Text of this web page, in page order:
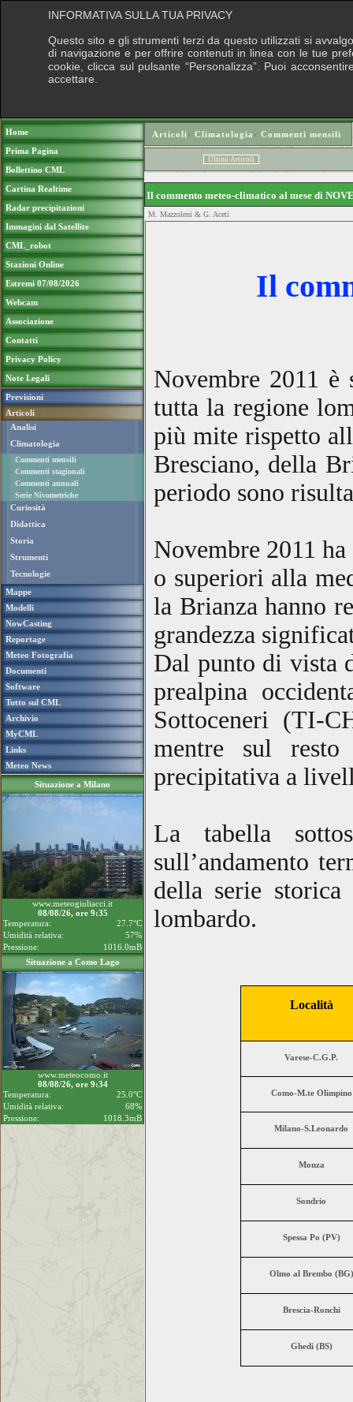
Home
Prima Pagina
Bollettino CML
Cartina Realtime
Radar precipitazioni
Immagini dal Satellite
CML_robot
Stazioni Online
Estremi 07/08/2026
Webcam
Associazione
Contatti
Privacy Policy
Note Legali
Previsioni
Articoli
Analisi
Climatologia
Commenti mensili
Commenti stagionali
Commenti annuali
Serie Nivometriche
Curiosità
Didattica
Storia
Strumenti
Tecnologie
Mappe
Modelli
NowCasting
Reportage
Meteo Fotografia
Documenti
Software
Tutto sul CML
Archivio
MyCML
Links
Meteo News
Situazione a Milano
www.meteogiuliacci.it
08/08/26, ore 9:35
Temperatura:
27.7°C
Umidità relativa:
57%
Pressione:
1016.0mB
Situazione a Como Lago
www.meteocomo.it
08/08/26, ore 9:34
Temperatura:
25.0°C
Umidità relativa:
68%
Pressione:
1018.3mB
Articoli› Climatologia › Commenti mensili
Ultimi Articoli
Il commento meteo-climatico al mese di
M. Mazzoleni & G. Aceti
Il
Novembre 2011 è
tutta la regione
più mite rispetto
Bresciano, della
periodo sono
Novembre 2011
o superiori alla
la Brianza hanno
grandezza
Dal punto di vista
prealpina
Sottoceneri (TI-
mentre sul
precipitativa a
La tabella
sull’andamento
della serie
lombardo.
Località
Varese-C.G.P.
Como-M.te Olimpino
Milano-S.Leonardo
Monza
Sondrio
Spessa Po (PV)
Olmo al Brembo (BG)
Brescia-Ronchi
Ghedi (BS)
INFORMATIVA SULLA TUA PRIVACY
Questo sito e gli strumenti terzi da questo utilizzati si
di navigazione e per offrire contenuti in linea con le tue
cookie, clicca sul pulsante “Personalizza”. Puoi
accettare.